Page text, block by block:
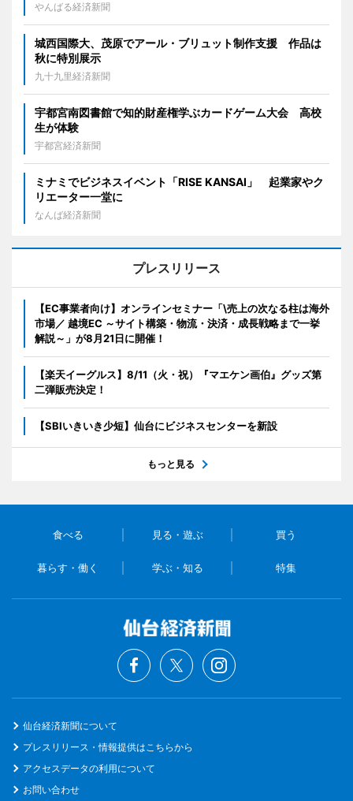
やんばる経済新聞
城西国際大、茂原でアール・ブリュット制作支援 作品は
秋に特別展示
九十九里経済新聞
宇都宮南図書館で知的財産権学ぶカードゲーム大会 高校
生が体験
宇都宮経済新聞
ミナミでビジネスイベント「RISE KANSAI」 起業家やク
リエーター一堂に
なんば経済新聞
プレスリリース
【EC事業者向け】オンラインセミナー「\売上の次なる柱は海外
市場／ 越境EC ～サイト構築・物流・決済・成長戦略まで一挙
解説～」が8月21日に開催！
【楽天イーグルス】8/11（火・祝）『マエケン画伯』グッズ第
二弾販売決定！
【SBIいきいき少短】仙台にビジネスセンターを新設
もっと見る
食べる 見る・遊ぶ 買う
暮らす・働く 学ぶ・知る 特集
仙台経済新聞について
プレスリリース・情報提供はこちらから
アクセスデータの利用について
お問い合わせ